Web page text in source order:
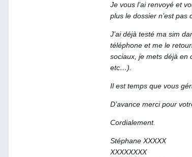
Je vous l’ai renvoyé et
plus le dossier n’est
J’ai déjà testé ma sim
téléphone et me le
sociaux, je mets déjà en
etc…).
Il est temps que vous
D’avance merci pour
Cordialement.
Stéphane XXXXX
XXXXXXXX